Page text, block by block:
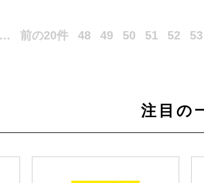
… 前の20件 48 49 50 51 52 53
注目の